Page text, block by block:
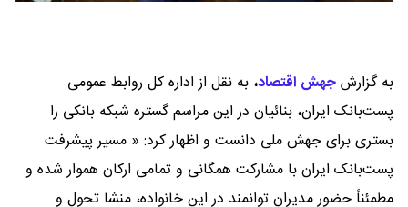
به گزارشجهش اقتصاد، به نقل از اداره ‌کل روابط عمومی
پست‌بانک ایران، بنائیان در این مراسم گستره شبکه بانکی را
بستری برای جهش ملی دانست و اظهار کرد: « مسیر پیشرفت
پست‌بانک ایران با مشارکت همگانی و تمامی ارکان هموار شده و
مطمئناً حضور مدیران توانمند در این خانواده، منشا تحول و